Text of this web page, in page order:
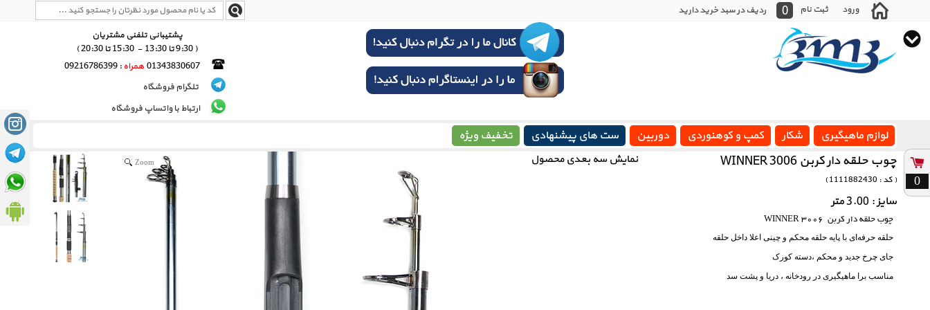
ورود ثبت نام 0
ردیف در سبد خرید دارید
پشتیبانی تلفنی مشتریان
( 9:30 تا 13:30 - 15:30 تا 20:30 )
01343830607 همراه : 09216786399
تلگرام فروشگاه
ارتباط با واتساپ فروشگاه
لوازم ماهیگیری شکار کمپ و کوهنوردی دوربین ست های پیشنهادی تخفیف ویژه
چوب حلقه دار کربن WINNER 3006
( کد : 1111882430 )
نمایش سه بعدی محصول
سایز : 3.00 متر
چوب حلقه دار کربن WINNER 3006
حلقه حرفه‌ای با پایه حلقه محکم و چینی اعلا داخل حلقه
جای چرخ جدید و محکم ،دسته کورک
مناسب برا ماهیگیری در رودخانه ، دریا و پشت سد
Zoom
0